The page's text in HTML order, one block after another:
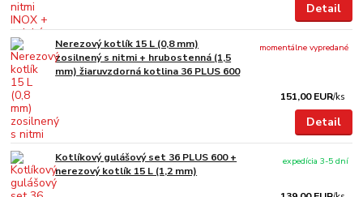
Detail
Nerezový kotlík 15 L (0,8 mm)
zosilnený s nitmi + hrubostenná (1,5
mm) žiaruvzdorná kotlina 36 PLUS 600
151,00 EUR/ks
momentálne vypredané
Detail
Kotlíkový gulášový set 36 PLUS 600 +
nerezový kotlík 15 L (1,2 mm)
expedícia 3-5 dní